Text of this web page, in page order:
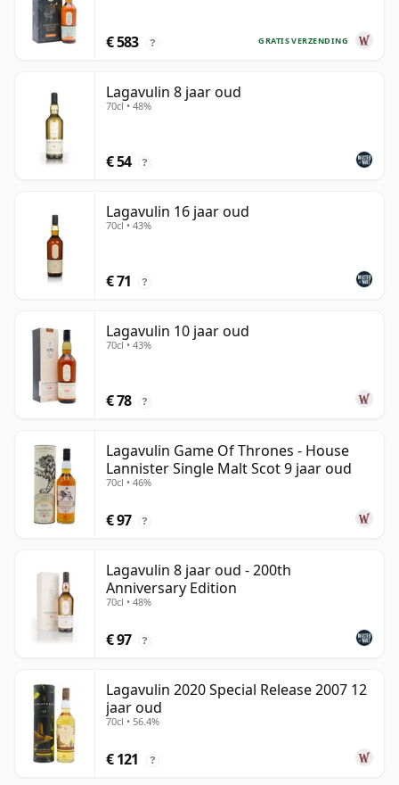
GRATIS VERZENDING
€ 583 ?
Lagavulin 8 jaar oud
70cl • 48%
€ 54 ?
Lagavulin 16 jaar oud
70cl • 43%
€ 71 ?
Lagavulin 10 jaar oud
70cl • 43%
€ 78 ?
Lagavulin Game Of Thrones - House
Lannister Single Malt Scot 9 jaar oud
70cl • 46%
€ 97 ?
Lagavulin 8 jaar oud - 200th
Anniversary Edition
70cl • 48%
€ 97 ?
Lagavulin 2020 Special Release 2007 12
jaar oud
70cl • 56.4%
€ 121 ?